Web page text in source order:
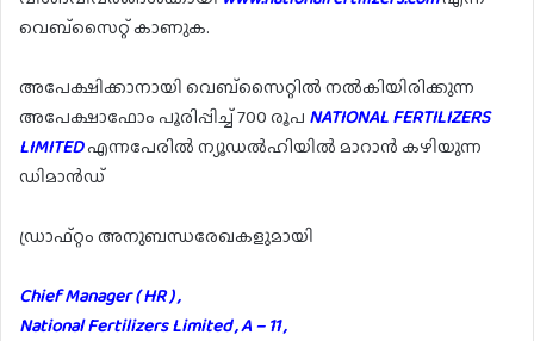
വെബ്സൈറ്റ് കാണുക.
അപേക്ഷിക്കാനായി വെബ്സൈറ്റിൽ നൽകിയിരിക്കുന്ന
അപേക്ഷാഫോം പൂരിപ്പിച്ച് 700 രൂപ NATIONAL FERTILIZERS
LIMITEDഎന്നപേരിൽ ന്യൂഡൽഹിയിൽ മാറാൻ കഴിയുന്ന
ഡിമാൻഡ്
ഡ്രാഫ്റ്റം അനുബന്ധരേഖകളുമായി
Chief Manager ( HR ) ,
National Fertilizers Limited , A – 11 ,